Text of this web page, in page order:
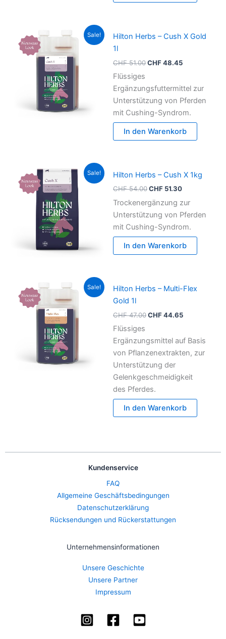
Sale!
Hilton Herbs – Cush X Gold
1l
CHF51.00
Preis
CHF48.45
Preis
Flüssiges
Ergänzungsfuttermittel zur
Unterstützung von Pferden
mit Cushing-Syndrom.
In den Warenkorb
Sale! Hilton Herbs – Cush X 1kg
CHF54.00
Preis
CHF 54.00
CHF 51.30
Preis
CHF 51.30.
Trockenergänzung zur
Unterstützung von Pferden
mit Cushing-Syndrom.
In den Warenkorb
Sale!
Hilton Herbs – Multi-Flex
Gold 1l
CHF47.00
Preis
CHF44.65
Preis
Flüssiges
Ergänzungsmittel auf Basis
von Pflanzenextrakten, zur
Unterstützung der
Gelenkgeschmeidigkeit
des Pferdes.
In den Warenkorb
Kundenservice
FAQ
Allgemeine Geschäftsbedingungen
Datenschutzerklärung
Rücksendungen und Rückerstattungen
Unternehmensinformationen
Unsere Geschichte
Unsere Partner
Impressum